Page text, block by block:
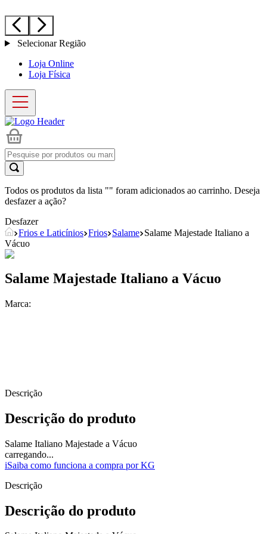
Selecionar Região
Loja Online
Loja Física
Todos os produtos da lista "" foram adicionados ao carrinho. Deseja
desfazer a ação?
Desfazer
Frios e Laticínios Frios Salame Salame Majestade Italiano a
Vácuo
Salame Majestade Italiano a Vácuo
Marca:
Descrição
Descrição do produto
Salame Italiano Majestade a Vácuo
carregando...
iSaiba como funciona a compra por KG
Descrição
Descrição do produto